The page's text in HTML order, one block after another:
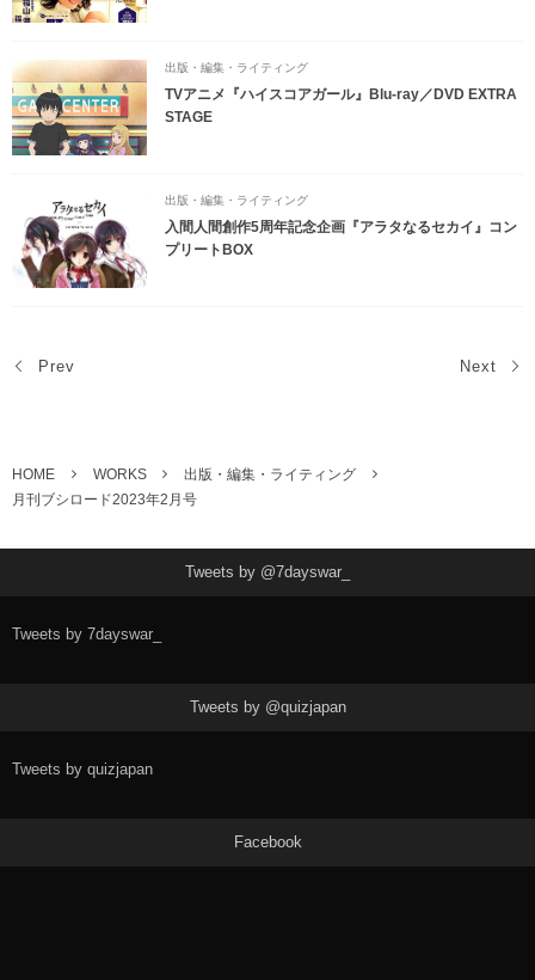
出版・編集・ライティング
TVアニメ『ハイスコアガール』Blu-ray／DVD EXTRA
STAGE
出版・編集・ライティング
入間人間創作5周年記念企画『アラタなるセカイ』コン
プリートBOX
Prev Next
HOME WORKS
出版・編集・ライティング
月刊ブシロード2023年2月号
Tweets by @7dayswar_
Tweets by 7dayswar_
Tweets by @quizjapan
Tweets by quizjapan
Facebook